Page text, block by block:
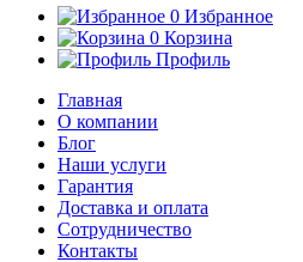
0 Избранное
0 Корзина
Профиль
Главная
О компании
Блог
Наши услуги
Гарантия
Доставка и оплата
Сотрудничество
Контакты